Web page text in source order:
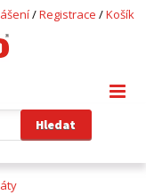
Košík
/
Registrace
/